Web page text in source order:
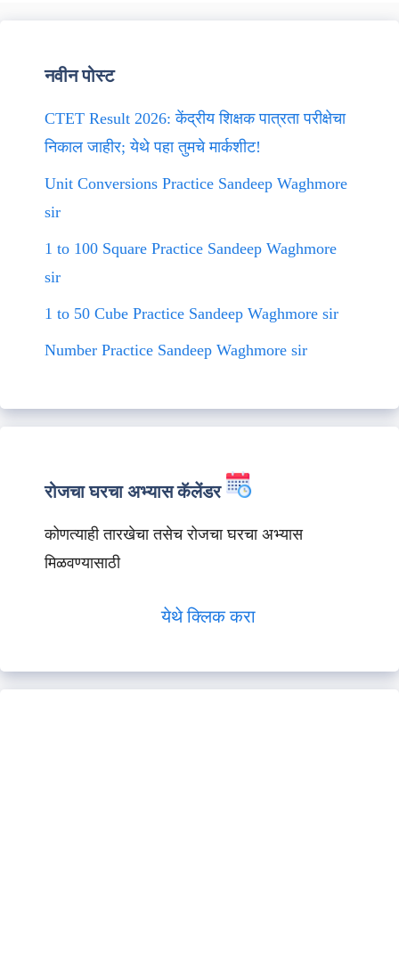
नवीन पोस्ट
CTET Result 2026: केंद्रीय शिक्षक पात्रता परीक्षेचा
निकाल जाहीर; येथे पहा तुमचे मार्कशीट!
Unit Conversions Practice Sandeep Waghmore
sir
1 to 100 Square Practice Sandeep Waghmore
sir
1 to 50 Cube Practice Sandeep Waghmore sir
Number Practice Sandeep Waghmore sir
रोजचा घरचा अभ्यास कॅलेंडर
कोणत्याही तारखेचा तसेच रोजचा घरचा अभ्यास
मिळवण्यासाठी
येथे क्लिक करा